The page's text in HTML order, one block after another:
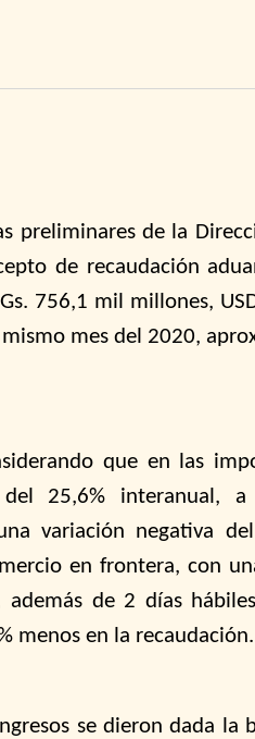
preliminares de la
de recaudación
756,1 mil millones,
mes del 2020,
que en las
del 25,6% interanual,
variación negativa
en frontera, con
además de 2 días
menos en la recaudación.
se dieron dada la